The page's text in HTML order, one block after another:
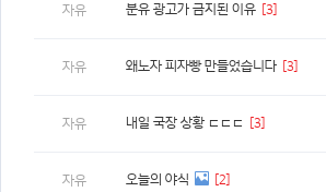
자유 분유 광고가 금지된 이유 [3]
자유 왜노자 피자빵 만들었습니다 [3]
자유 내일 국장 상황 ㄷㄷㄷ [3]
자유 오늘의 야식 [2]